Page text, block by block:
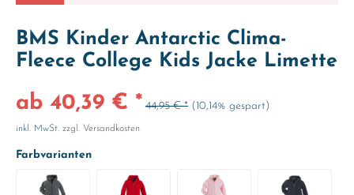
BMS Kinder Antarctic Clima-
Fleece College Kids Jacke Limette
ab 40,39 € * 44,95 € * (10,14% gespart)
inkl. MwSt. zzgl. Versandkosten
Farbvarianten